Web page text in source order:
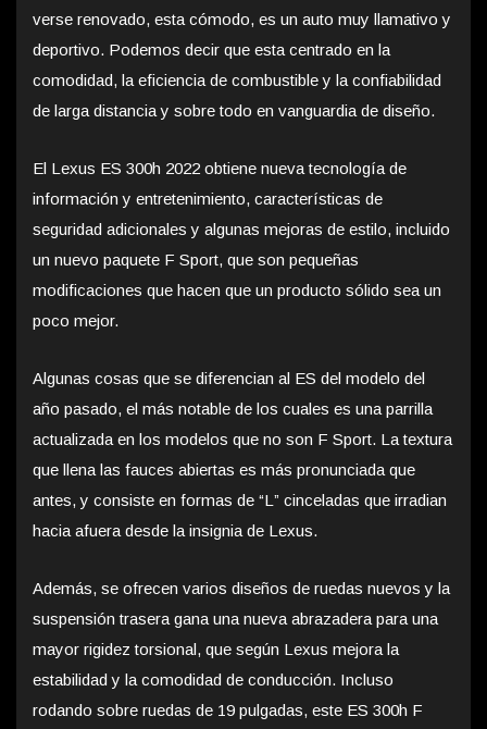
verse renovado, esta cómodo, es un auto muy llamativo y
deportivo. Podemos decir que esta centrado en la
comodidad, la eficiencia de combustible y la confiabilidad
de larga distancia y sobre todo en vanguardia de diseño.
El Lexus ES 300h 2022 obtiene nueva tecnología de
información y entretenimiento, características de
seguridad adicionales y algunas mejoras de estilo, incluido
un nuevo paquete F Sport, que son pequeñas
modificaciones que hacen que un producto sólido sea un
poco mejor.
Algunas cosas que se diferencian al ES del modelo del
año pasado, el más notable de los cuales es una parrilla
actualizada en los modelos que no son F Sport. La textura
que llena las fauces abiertas es más pronunciada que
antes, y consiste en formas de “L” cinceladas que irradian
hacia afuera desde la insignia de Lexus.
Además, se ofrecen varios diseños de ruedas nuevos y la
suspensión trasera gana una nueva abrazadera para una
mayor rigidez torsional, que según Lexus mejora la
estabilidad y la comodidad de conducción. Incluso
rodando sobre ruedas de 19 pulgadas, este ES 300h F